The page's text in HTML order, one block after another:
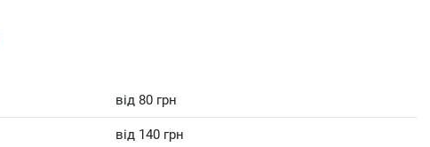
від 80 грн
від 140 грн